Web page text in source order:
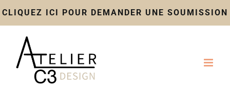
CLIQUEZ ICI POUR DEMANDER UNE SOUMISSION
Skip
to